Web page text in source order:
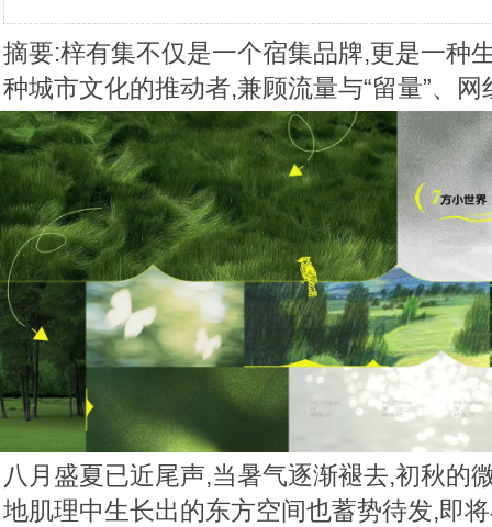
摘要:梓有集不仅是一个宿集品牌,更是一种
种城市文化的推动者,兼顾流量与“留量”、
八月盛夏已近尾声,当暑气逐渐褪去,初秋的
地肌理中生长出的东方空间也蓄势待发,即